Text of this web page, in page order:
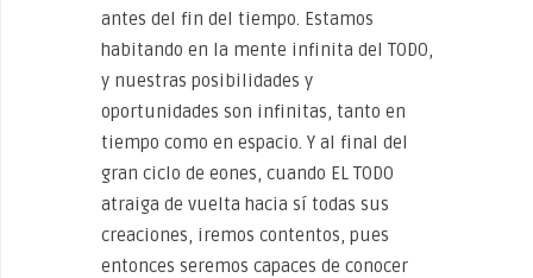
antes del fin del tiempo. Estamos
habitando en la mente infinita del TODO,
y nuestras posibilidades y
oportunidades son infinitas, tanto en
tiempo como en espacio. Y al final del
gran ciclo de eones, cuando EL TODO
atraiga de vuelta hacia sí todas sus
creaciones, iremos contentos, pues
entonces seremos capaces de conocer